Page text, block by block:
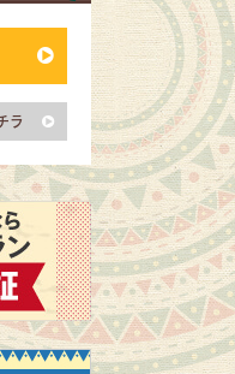
ラ